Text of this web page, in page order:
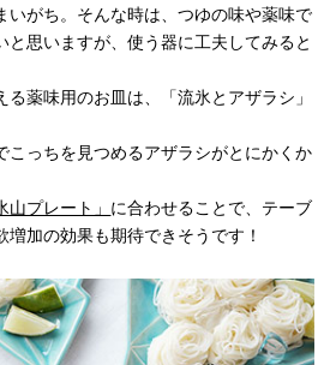
いがち。そんな時は、つゆの味や薬味で
と思いますが、使う器に工夫してみると
薬味用のお皿は、「流氷とアザラシ」
こっちを見つめるアザラシがとにかくか
山プレート」 に合わせることで、テーブ
加の効果も期待できそうです！